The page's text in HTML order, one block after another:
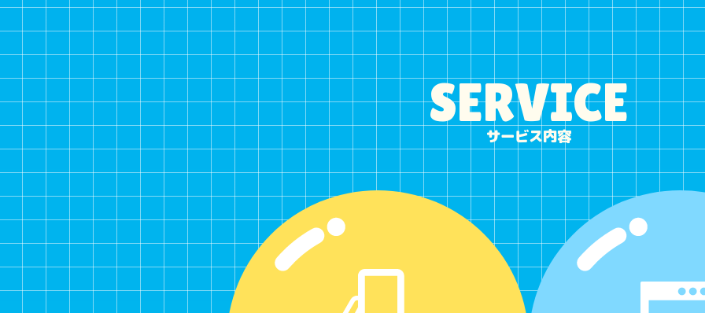
SERVICE
サービス内容